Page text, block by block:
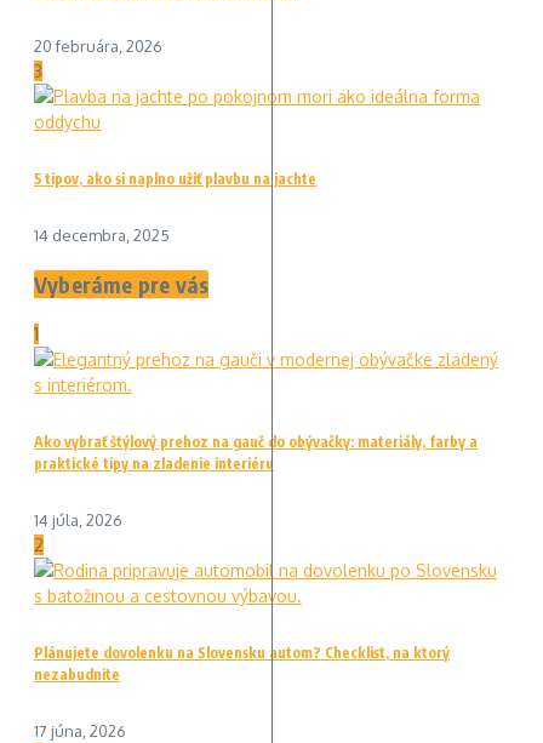
20 februára, 2026
3
5 tipov, ako si naplno užiť plavbu na jachte
14 decembra, 2025
Vyberáme pre vás
1
Ako vybrať štýlový prehoz na gauč do obývačky: materiály, farby a
praktické tipy na zladenie interiéru
14 júla, 2026
2
Plánujete dovolenku na Slovensku autom? Checklist, na ktorý
nezabudnite
17 júna, 2026